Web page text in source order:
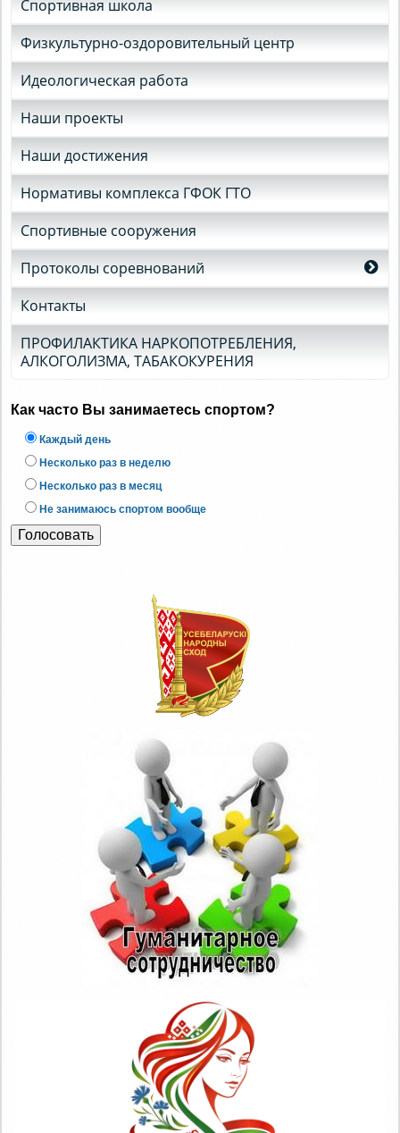
Спортивная школа
Физкультурно-оздоровительный центр
Идеологическая работа
Наши проекты
Наши достижения
Нормативы комплекса ГФОК ГТО
Спортивные сооружения
Протоколы соревнований
Контакты
ПРОФИЛАКТИКА НАРКОПОТРЕБЛЕНИЯ,
АЛКОГОЛИЗМА, ТАБАКОКУРЕНИЯ
Как часто Вы занимаетесь спортом?
Каждый день
Несколько раз в неделю
Несколько раз в месяц
Не занимаюсь спортом вообще